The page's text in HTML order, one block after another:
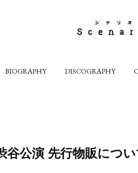
BIOGRAPHY DISCOGRAPHY
谷公演 先行物販につ